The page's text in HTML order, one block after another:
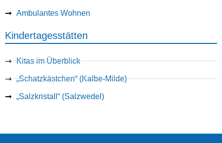
Ambulantes Wohnen
Kindertagesstätten
Kitas im Überblick
„Schatzkästchen“ (Kalbe-Milde)
„Salzkristall“ (Salzwedel)